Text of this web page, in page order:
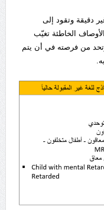
دقيقة وتقود إلى
الخاطئة تغيّب
من فرصته في أن يتم